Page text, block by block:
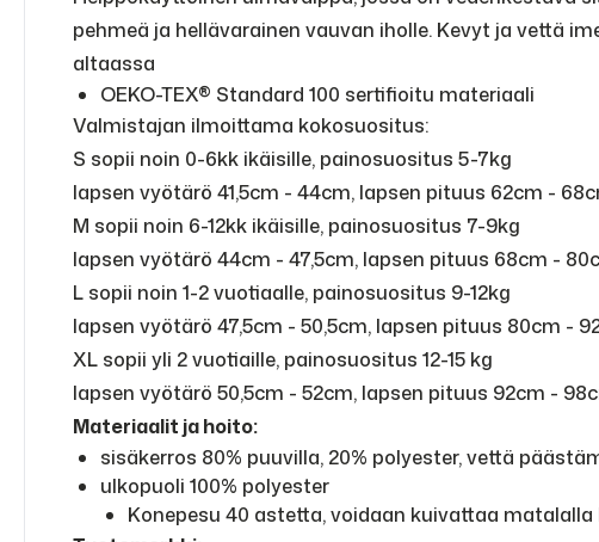
pehmeä ja hellävarainen vauvan iholle. Kevyt ja vettä
altaassa
OEKO-TEX® Standard 100 sertifioitu materiaali
Valmistajan ilmoittama kokosuositus:
S sopii noin 0-6kk ikäisille, painosuositus 5-7kg
lapsen vyötärö 41,5cm - 44cm, lapsen pituus 62cm -
M sopii noin 6-12kk ikäisille, painosuositus 7-9kg
lapsen vyötärö 44cm - 47,5cm, lapsen pituus 68cm -
L sopii noin 1-2 vuotiaalle, painosuositus 9-12kg
lapsen vyötärö 47,5cm - 50,5cm, lapsen pituus 80cm -
XL sopii yli 2 vuotiaille, painosuositus 12-15 kg
lapsen vyötärö 50,5cm - 52cm, lapsen pituus 92cm -
Materiaalit ja hoito:
sisäkerros 80% puuvilla, 20% polyester, vettä
ulkopuoli 100% polyester
Konepesu 40 astetta, voidaan kuivattaa